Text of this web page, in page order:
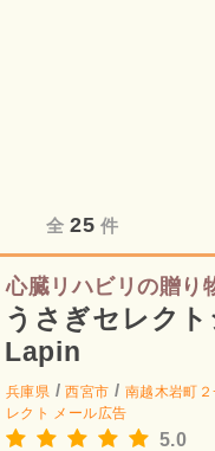
全 25 件
心臓リハビリの贈り
うさぎセレク
Lapin
兵庫県 /西宮市 / 南越木岩町
レクト メール広告
5.0